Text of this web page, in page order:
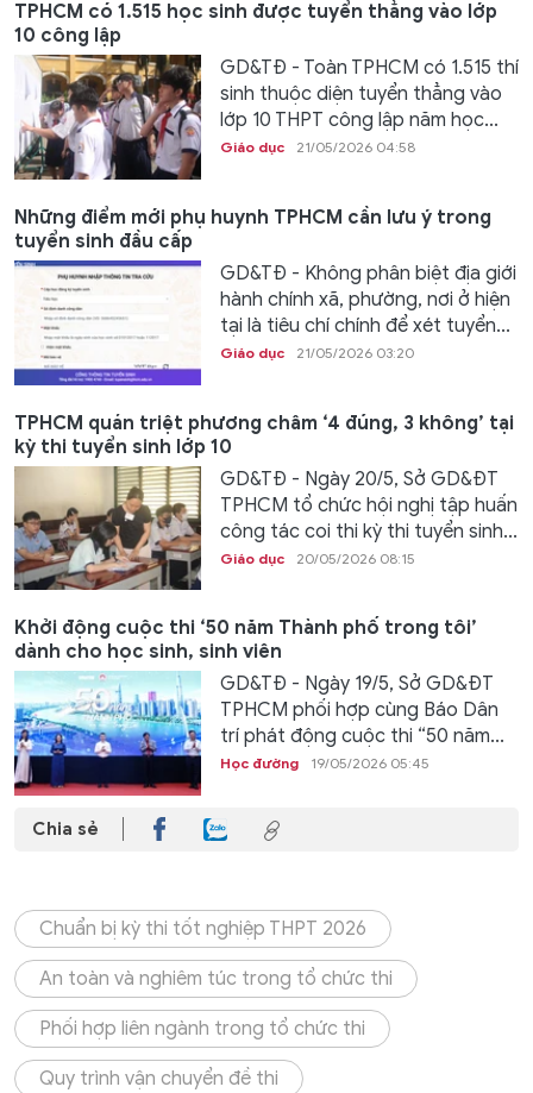
TPHCM có 1.515 học sinh được tuyển thẳng vào lớp
10 công lập
GD&TĐ - Toàn TPHCM có 1.515 thí
sinh thuộc diện tuyển thẳng vào
lớp 10 THPT công lập năm học...
Giáo dục 21/05/2026 04:58
Những điểm mới phụ huynh TPHCM cần lưu ý trong
tuyển sinh đầu cấp
GD&TĐ - Không phân biệt địa giới
hành chính xã, phường, nơi ở hiện
tại là tiêu chí chính để xét tuyển...
Giáo dục 21/05/2026 03:20
TPHCM quán triệt phương châm ‘4 đúng, 3 không’ tại
kỳ thi tuyển sinh lớp 10
GD&TĐ - Ngày 20/5, Sở GD&ĐT
TPHCM tổ chức hội nghị tập huấn
công tác coi thi kỳ thi tuyển sinh...
Giáo dục 20/05/2026 08:15
Khởi động cuộc thi ‘50 năm Thành phố trong tôi’
dành cho học sinh, sinh viên
GD&TĐ - Ngày 19/5, Sở GD&ĐT
TPHCM phối hợp cùng Báo Dân
trí phát động cuộc thi “50 năm...
Học đường 19/05/2026 05:45
Chia sẻ
Chuẩn bị kỳ thi tốt nghiệp THPT 2026
An toàn và nghiêm túc trong tổ chức thi
Phối hợp liên ngành trong tổ chức thi
Quy trình vận chuyển đề thi